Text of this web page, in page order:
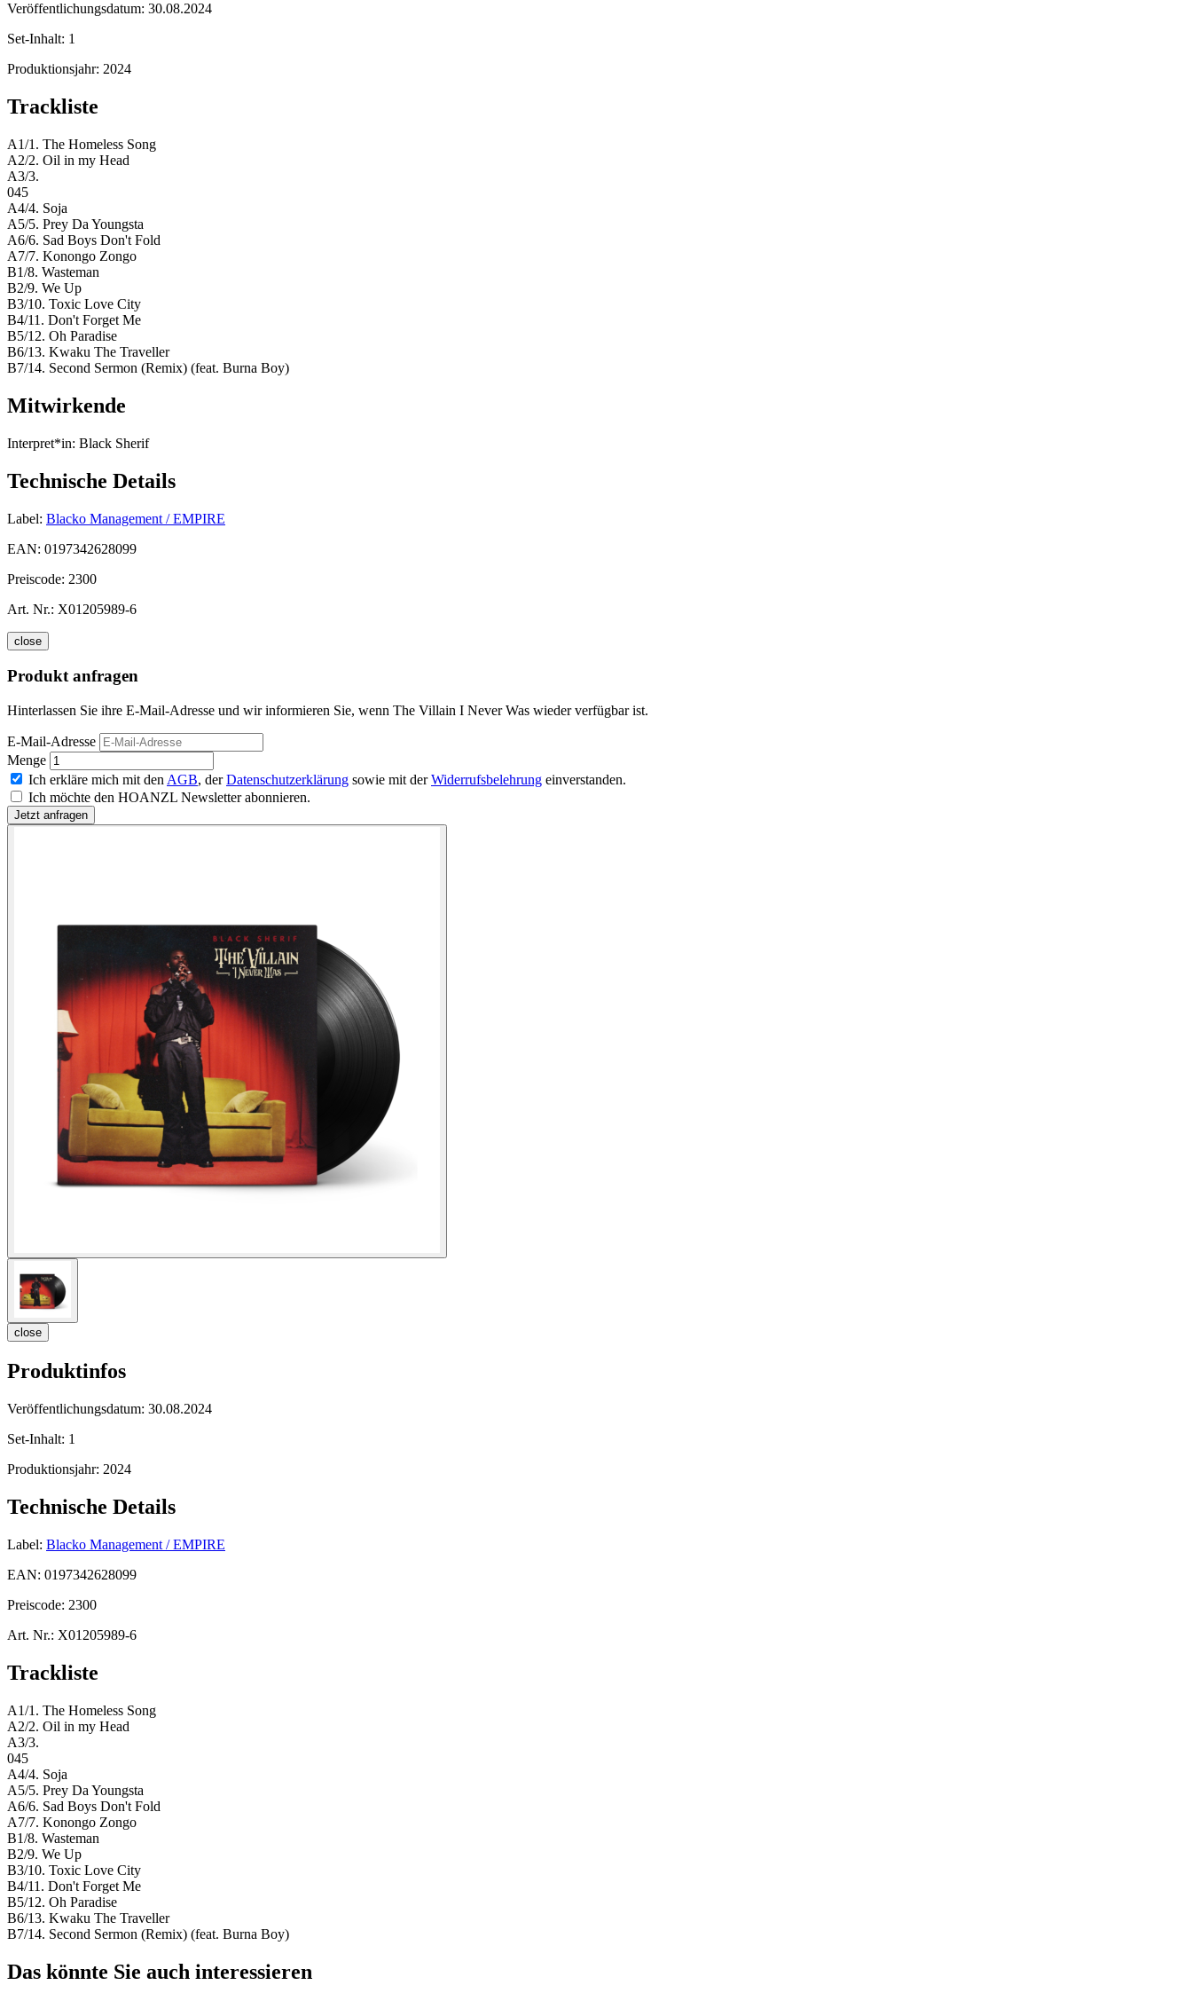
Veröffentlichungsdatum: 30.08.2024
Set-Inhalt: 1
Produktionsjahr: 2024
Trackliste
A1/1. The Homeless Song
A2/2. Oil in my Head
A3/3.
045
A4/4. Soja
A5/5. Prey Da Youngsta
A6/6. Sad Boys Don't Fold
A7/7. Konongo Zongo
B1/8. Wasteman
B2/9. We Up
B3/10. Toxic Love City
B4/11. Don't Forget Me
B5/12. Oh Paradise
B6/13. Kwaku The Traveller
B7/14. Second Sermon (Remix) (feat. Burna Boy)
Mitwirkende
Interpret*in: Black Sherif
Technische Details
Label: Blacko Management / EMPIRE
EAN: 0197342628099
Preiscode: 2300
Art. Nr.: X01205989-6
close
Produkt anfragen
Hinterlassen Sie ihre E-Mail-Adresse und wir informieren Sie, wenn The Villain I Never Was wieder verfügbar ist.
E-Mail-Adresse
Menge
Ich erkläre mich mit den AGB, derDatenschutzerklärung sowie mit derWiderrufsbelehrung einverstanden.
Ich möchte den HOANZL Newsletter abonnieren.
close
Produktinfos
Veröffentlichungsdatum: 30.08.2024
Set-Inhalt: 1
Produktionsjahr: 2024
Technische Details
Label: Blacko Management / EMPIRE
EAN: 0197342628099
Preiscode: 2300
Art. Nr.: X01205989-6
Trackliste
A1/1. The Homeless Song
A2/2. Oil in my Head
A3/3.
045
A4/4. Soja
A5/5. Prey Da Youngsta
A6/6. Sad Boys Don't Fold
A7/7. Konongo Zongo
B1/8. Wasteman
B2/9. We Up
B3/10. Toxic Love City
B4/11. Don't Forget Me
B5/12. Oh Paradise
B6/13. Kwaku The Traveller
B7/14. Second Sermon (Remix) (feat. Burna Boy)
Das könnte Sie auch interessieren